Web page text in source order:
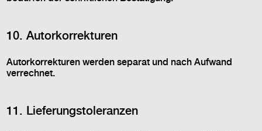
10. Autorkorrekturen
Autorkorrekturen werden separat und nach Aufwand
verrechnet.
11. Lieferungstoleranzen